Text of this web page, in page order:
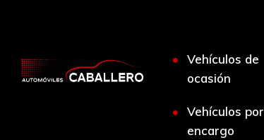
Vehículos de
ocasión
Vehículos por
encargo